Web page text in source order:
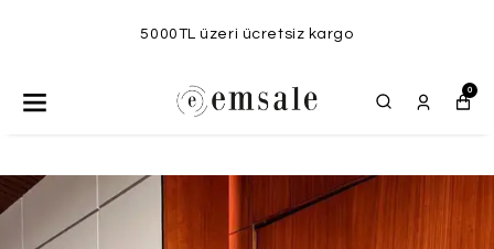
5000TL üzeri ücretsiz kargo
0